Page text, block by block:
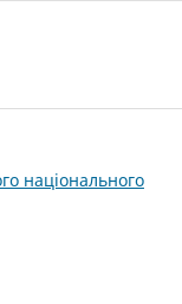
національного